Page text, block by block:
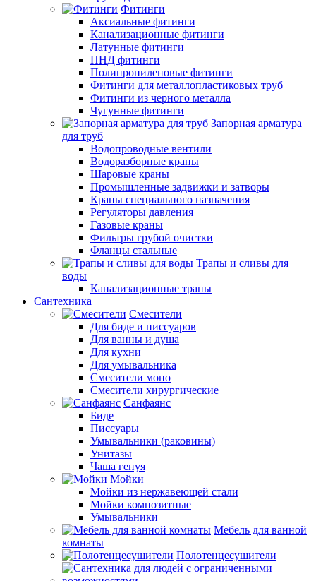
Фитинги
Аксиальные фитинги
Канализационные фитинги
Латунные фитинги
ПНД фитинги
Полипропиленовые фитинги
Фитинги для металлопластиковых труб
Фитинги из черного металла
Чугунные фитинги
Запорная арматура
для труб
Водопроводные вентили
Водоразборные краны
Шаровые краны
Промышленные задвижки и затворы
Краны специального назначения
Регуляторы давления
Газовые краны
Фильтры грубой очистки
Фланцы стальные
Трапы и сливы для
воды
Канализационные трапы
Сантехника
Смесители
Для биде и писсуаров
Для ванны и душа
Для кухни
Для умывальника
Смесители моно
Смесители хирургические
Санфаянс
Биде
Писсуары
Умывальники (раковины)
Унитазы
Чаша генуя
Мойки
Мойки из нержавеющей стали
Мойки композитные
Умывальники
Мебель для ванной
комнаты
Полотенцесушители